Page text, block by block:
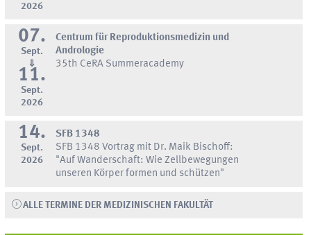
2026
07.
Sept.
⇓
11.
Sept.
2026
Centrum für Reproduktionsmedizin und
Andrologie
35th CeRA Summeracademy
14.
Sept.
2026
SFB 1348
SFB 1348 Vortrag mit Dr. Maik Bischoff:
"Auf Wanderschaft: Wie Zellbewegungen
unseren Körper formen und schützen"
ALLE TERMINE DER MEDIZINISCHEN FAKULTÄT